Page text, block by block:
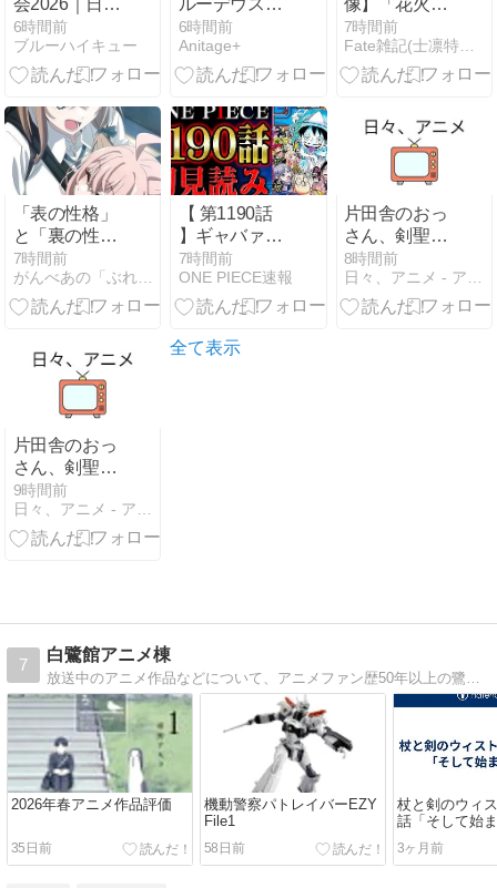
代表ビーチバ
レー4ペア徹
底分析：水
島・立谷、松
本姉妹の強み
と戦術的役割
6時間前
ブルーハイキュー
ずうずうし
い？嫌われる
理由と作中の
6時間前
Anitage+
夜」黒川あか
ね＋鹿野千夏
＋アーリャ＋
栗薫子＋アリ
ューシア＋オ
リジナルヒロ
7時間前
Fate雑記(士凛特化)＋あるふぁ
「表の性格」
と「裏の性
格」 魔法少女
リリカルなの
は
「久瀬 セツ
ナ」について
考察する エニ
アグラム7ｗ
6⇔2ｗ3
7時間前
がんべあの「ぶれない」キャラクター＆ストーリーの作り方
【 第1190話
】ギャバァァ
ァァァ
ン！！！！！！！！！
ワンピース最
みリアクショ
7時間前
ONE PIECE速報
片田舎のおっ
さん、剣聖に
なる 第7話 感
想
8時間前
日々、アニメ - アニメ、ラノベ、ライブなどの感想です
片田舎のおっ
さん、剣聖に
なる 第5話 感
想
9時間前
日々、アニメ - アニメ、ラノベ、ライブなどの感想です
全て表示
7
白鷺館アニメ棟
放送中のアニメ作品などについて、アニメファン歴50年以上の鷺がツッコミを交えた与太話。
2026年春アニメ作品評価
35日前
機動警察パトレイバーEZY
File1
58日前
杖と剣のウィ
話「そして始
3ヶ月前